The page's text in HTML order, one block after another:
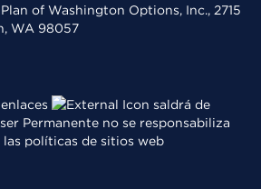
of Washington Options, Inc., 2715
WA 98057
saldrá de
Permanente no se responsabiliza
políticas de sitios web